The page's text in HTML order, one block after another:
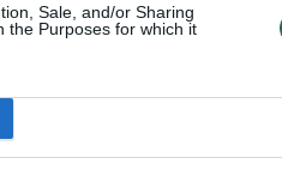
Sale, and/or Sharing
the Purposes for which it